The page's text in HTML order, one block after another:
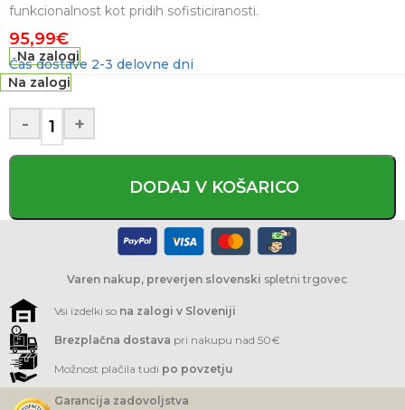
funkcionalnost kot pridih sofisticiranosti.
95,99€
Na zalogi
Čas dostave 2-3 delovne dni
Na zalogi
- +
DODAJ V KOŠARICO
Varen nakup, preverjen slovenski spletni trgovec
Vsi izdelki so na zalogi v Sloveniji
Brezplačna dostava pri nakupu nad 50€
Možnost plačila tudi po povzetju
Garancija zadovoljstva